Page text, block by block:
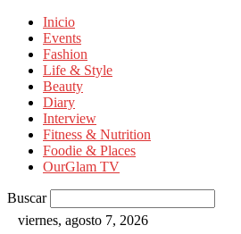
Inicio
Events
Fashion
Life & Style
Beauty
Diary
Interview
Fitness & Nutrition
Foodie & Places
OurGlam TV
Buscar
viernes, agosto 7, 2026